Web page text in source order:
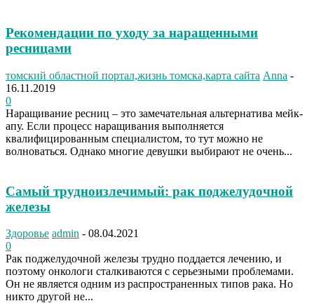
Рекомендации по уходу за наращенными
ресницами
томский областной портал,жизнь томска,карта сайта Anna -
16.11.2019
0
Наращивание ресниц – это замечательная альтернатива мейк-
апу. Если процесс наращивания выполняется
квалифицированным специалистом, то тут можно не
волноваться. Однако многие девушки выбирают не очень...
Самый трудноизлечимый: рак поджелудочной
железы
Здоровье admin - 08.04.2021
0
Рак поджелудочной железы трудно поддается лечению, и
поэтому онкологи сталкиваются с серьезными проблемами.
Он не является одним из распространенных типов рака. Но
никто другой не...